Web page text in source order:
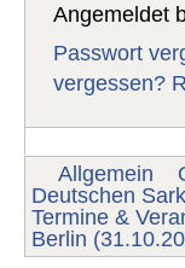
Angemeldet
Passwort
vergessen?
Allgemein
Deutschen
Termine &
Berlin